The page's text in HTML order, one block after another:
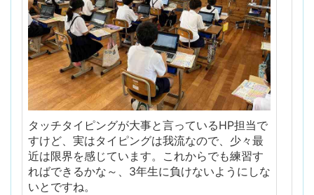
タッチタイピングが大事と言っているHP担当で
すけど、実はタイピングは我流なので、少々最
近は限界を感じています。これからでも練習す
ればできるかな～、3年生に負けないようにしな
いとですね。